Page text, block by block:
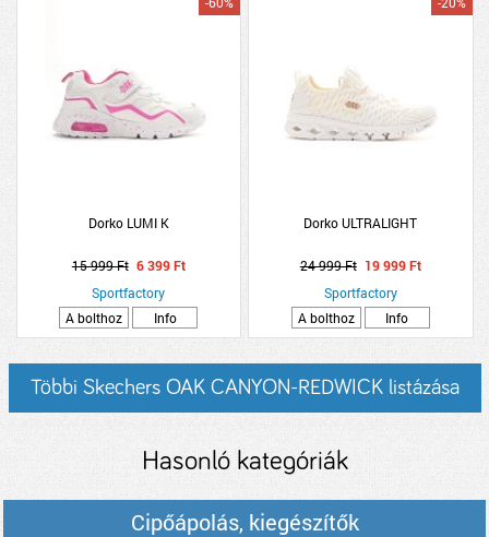
Dorko LUMI K
15 999 Ft 6 399 Ft
Sportfactory
A bolthoz
Info
Dorko ULTRALIGHT
24 999 Ft 19 999 Ft
Sportfactory
A bolthoz
Info
Többi Skechers OAK CANYON-REDWICK listázása
Hasonló kategóriák
Cipőápolás, kiegészítők